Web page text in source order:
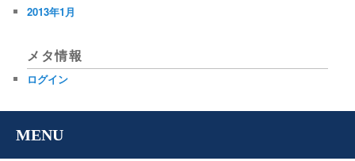
2013年1月
メタ情報
ログイン
MENU